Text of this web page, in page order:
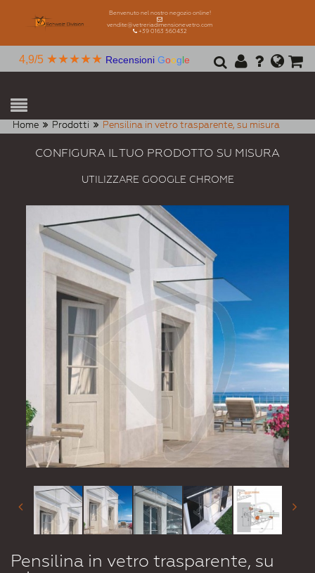
Benvenuto nel nostro negozio online!
vendite@vetreriadimensionevetro.com
+39 0163 560432
4,9/5 ★★★★★ Recensioni Google
Home Prodotti Pensilina in vetro trasparente, su misura
CONFIGURA IL TUO PRODOTTO SU MISURA
UTILIZZARE GOOGLE CHROME
Pensilina in vetro trasparente, su